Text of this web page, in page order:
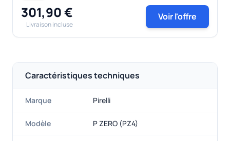
301,90 €
Livraison incluse
Voir l'offre
Caractéristiques techniques
Marque Pirelli
Modèle P ZERO (PZ4)